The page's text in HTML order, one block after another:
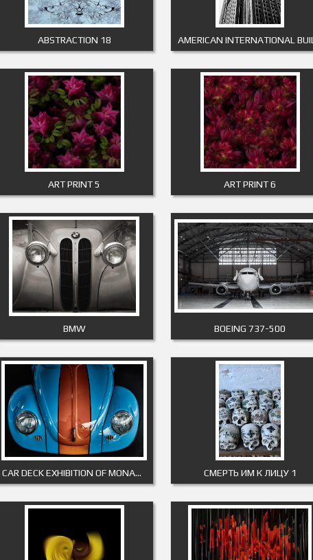
ABSTRACTION 18
ART PRINT 5 ART PRINT 6
BMW BOEING 737-500
CAR DECK EXHIBITION OF MONACO 3 CМЕРТЬ ИМ К ЛИЦУ 1